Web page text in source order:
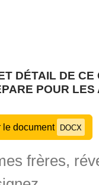
DÉTAIL DE CE
POUR LES
le document DOCX
frères,